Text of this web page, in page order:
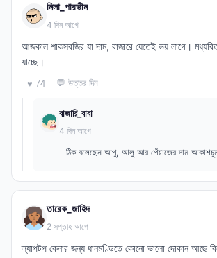
নিলা_পারভীন
4 দিন আগে
আজকাল শাকসবজির যা দাম, বাজারে যেতেই ভয় লাগে।
যাচ্ছে।
♥ 74 💬 উত্তর দিন
বাজারি_বাবা
4 দিন আগে
ঠিক বলেছেন আপু, আলু আর পেঁয়াজের দাম
তারেক_জাহিদ
2 সপ্তাহ আগে
ল্যাপটপ কেনার জন্য ধানমণ্ডিতে কোনো ভালো দোকান আছে